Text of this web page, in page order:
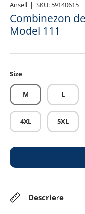
Ansell | SKU: 59140615
Combinezon
Model 111
Size
M L
4XL 5XL
Descriere